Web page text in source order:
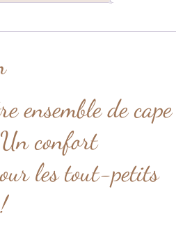
ensemble de cape
confort
les tout-petits